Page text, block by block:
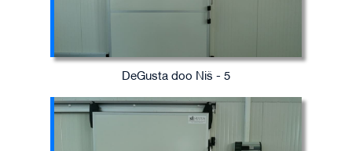
DeGusta doo Niš - 5